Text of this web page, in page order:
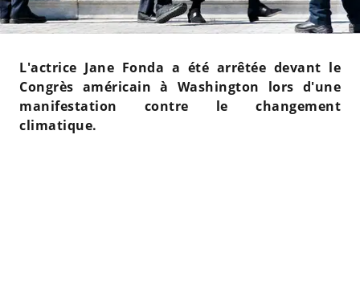
L'actrice Jane Fonda a été arrêtée devant le
Congrès américain à Washington lors d'une
manifestation contre le changement
climatique.